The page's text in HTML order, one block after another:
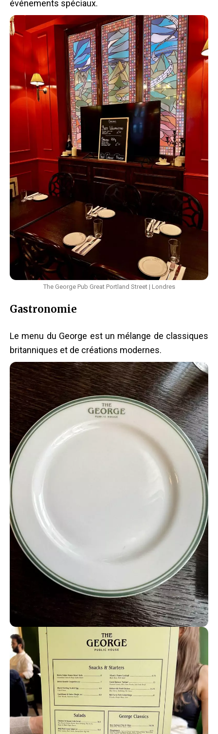
événements spéciaux.
The George Pub Great Portland Street | Londres
Gastronomie
Le menu du George est un mélange de classiques
britanniques et de créations modernes.